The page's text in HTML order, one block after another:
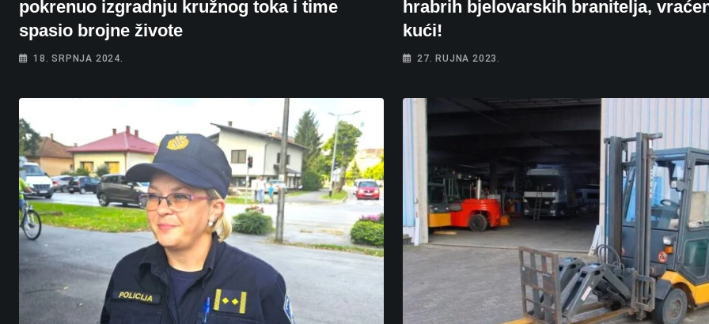
pokrenuo izgradnju kružnog toka i time
spasio brojne živote
18. SRPNJA 2024.
hrabrih bjelovarskih branitelja,
kući!
27. RUJNA 2023.